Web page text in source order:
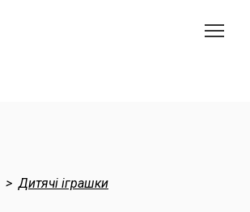
Дитячі іграшки